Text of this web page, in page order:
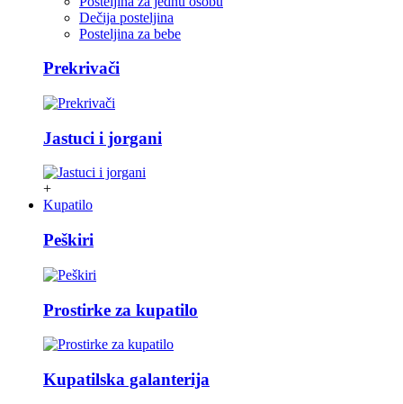
Dečija posteljina
Posteljina za bebe
Prekrivači
Jastuci i jorgani
+
Kupatilo
Peškiri
Prostirke za kupatilo
Kupatilska galanterija